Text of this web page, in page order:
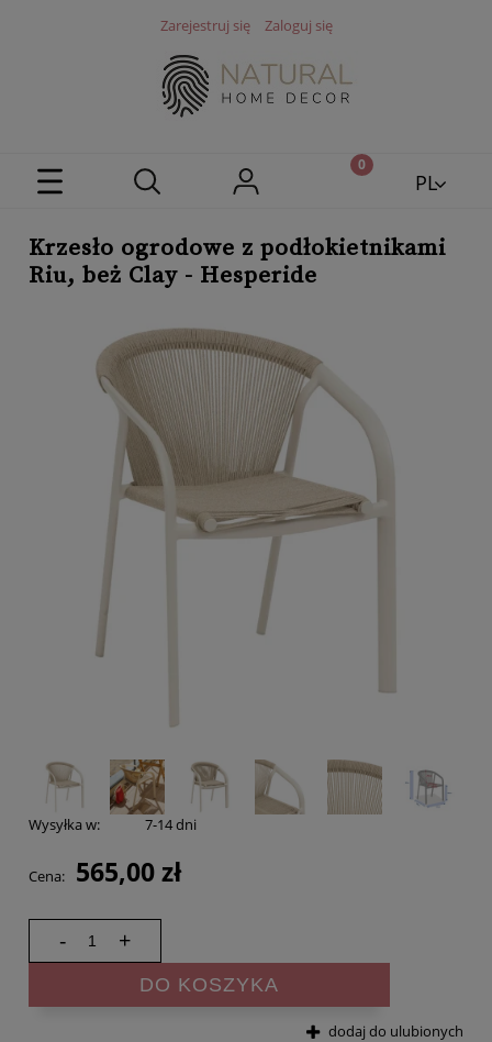
Zarejestruj się Zaloguj się
PL
Krzesło ogrodowe z podłokietnikami
Riu, beż Clay - Hesperide
Wysyłka w: 7-14 dni
Cena: 565,00 zł
- +
DO KOSZYKA
dodaj do ulubionych